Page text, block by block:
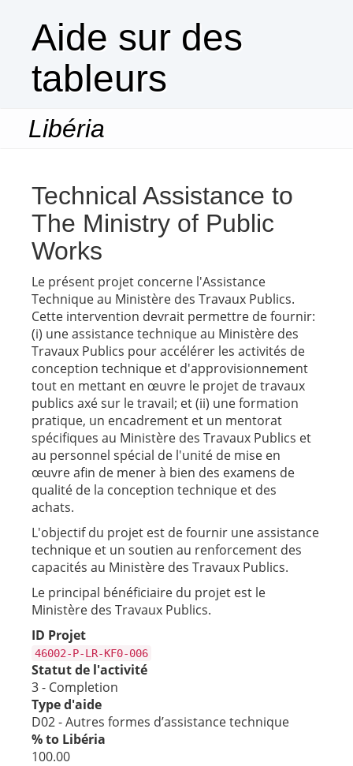
Aide sur des
tableurs
Libéria
Technical Assistance to
The Ministry of Public
Works
Le présent projet concerne l'Assistance
Technique au Ministère des Travaux Publics.
Cette intervention devrait permettre de fournir:
(i) une assistance technique au Ministère des
Travaux Publics pour accélérer les activités de
conception technique et d'approvisionnement
tout en mettant en œuvre le projet de travaux
publics axé sur le travail; et (ii) une formation
pratique, un encadrement et un mentorat
spécifiques au Ministère des Travaux Publics et
au personnel spécial de l'unité de mise en
œuvre afin de mener à bien des examens de
qualité de la conception technique et des
achats.
L'objectif du projet est de fournir une assistance
technique et un soutien au renforcement des
capacités au Ministère des Travaux Publics.
Le principal bénéficiaire du projet est le
Ministère des Travaux Publics.
ID Projet
46002-P-LR-KF0-006
Statut de l'activité
3 - Completion
Type d'aide
D02 - Autres formes d’assistance technique
% to Libéria
100.00